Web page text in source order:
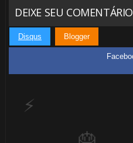
DEIXE SEU COMENTÁRIO
Disqus Blogger